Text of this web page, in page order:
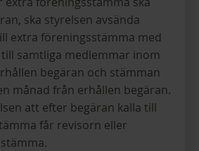
ska styrelsen avsända
extra föreningsstämma med
samtliga medlemmar inom
begäran och stämman
månad från erhållen begäran.
att efter begäran kalla till
får revisorn eller